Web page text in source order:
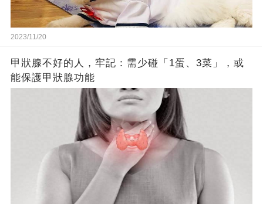
2023/11/20
甲狀腺不好的人，牢記：需少碰「1蛋、3菜」，或
能保護甲狀腺功能